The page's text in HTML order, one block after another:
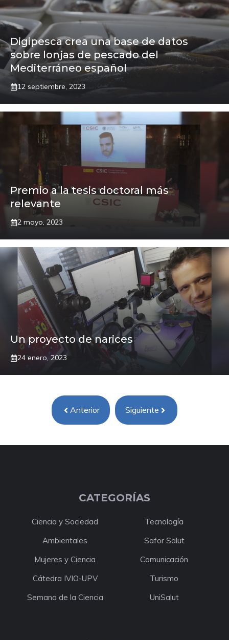
Digipesca crea una base de datos
sobre lonjas de pescado del
Mediterráneo español
12 septiembre, 2023
Premio a la tesis doctoral más
relevante
2 mayo, 2023
Un proyecto de narices
24 enero, 2023
Anterior Siguiente
CATEGORÍAS
Ciencia y Sociedad
Tecnología
Ambientales
Safor Salut
Mujeres y Ciencia
Comunicación
Cátedra IVIO-UPV
Turismo
Semana de la Ciencia
UniSalut